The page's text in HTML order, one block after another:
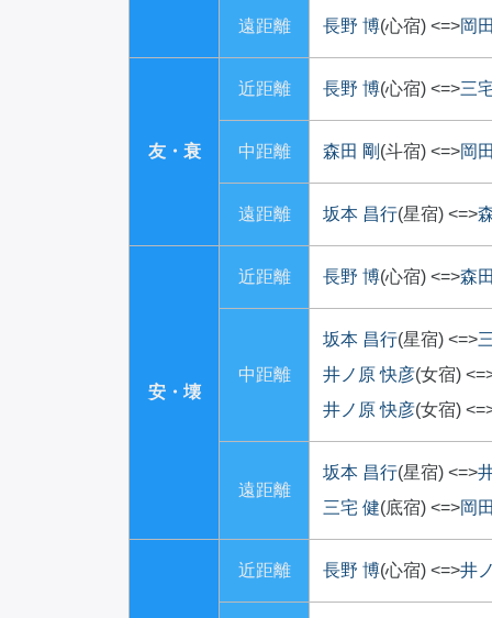
遠距離 長野 博(心宿) <=>岡
友・衰
近距離 長野 博(心宿) <=>三
中距離 森田 剛 (斗宿) <=>岡
遠距離 坂本 昌行(星宿) <=>
安・壊
近距離 長野 博(心宿) <=>森
中距離
坂本 昌行(星宿) <=>
井ノ原 快彦(女宿)
井ノ原 快彦(女宿)
遠距離
坂本 昌行(星宿) <=>
三宅 健(底宿) <=>岡
近距離 長野 博(心宿) <=>井